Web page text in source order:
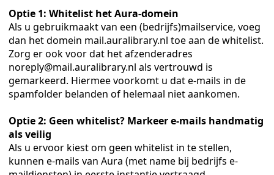
Optie 1: Whitelist het Aura-domein
Als u gebruikmaakt van een (bedrijfs)mailservice, voeg
dan het domein mail.auralibrary.nl toe aan de whitelist.
Zorg er ook voor dat het afzenderadres
noreply@mail.auralibrary.nl als vertrouwd is
gemarkeerd. Hiermee voorkomt u dat e-mails in de
spamfolder belanden of helemaal niet aankomen.
Optie 2: Geen whitelist? Markeer e-mails handmatig
als veilig
Als u ervoor kiest om geen whitelist in te stellen,
kunnen e-mails van Aura (met name bij bedrijfs e-